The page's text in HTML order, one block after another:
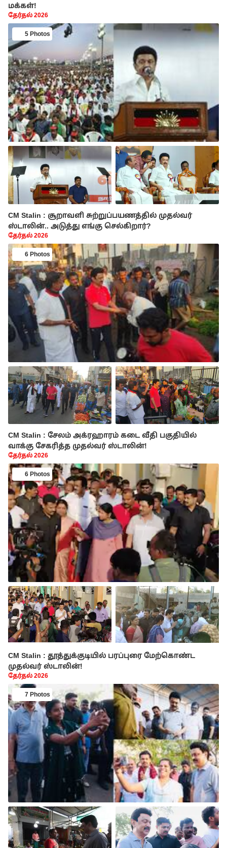
மக்கள்!
தேர்தல் 2026
5 Photos
CM Stalin : சூறாவளி சுற்றுப்பயணத்தில் முதல்வர்
ஸ்டாலின்.. அடுத்து எங்கு செல்கிறார்?
தேர்தல் 2026
6 Photos
CM Stalin : சேலம் அக்ரஹாரம் கடை வீதி பகுதியில்
வாக்கு சேகரித்த முதல்வர் ஸ்டாலின்!
தேர்தல் 2026
6 Photos
CM Stalin : தூத்துக்குடியில் பரப்புரை மேற்கொண்ட
முதல்வர் ஸ்டாலின்!
தேர்தல் 2026
7 Photos